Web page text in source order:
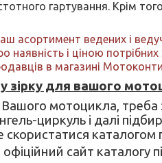
гартування. Крім
асортимент ведених і
і ціною
в магазині
зірку для вашого
мотоцикла, треба
циркуль і далі
каталогом
сайт каталогу